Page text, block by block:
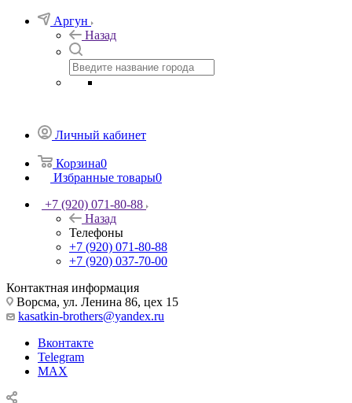
Аргун
Назад
Личный кабинет
Корзина0
Избранные товары0
+7 (920) 071-80-88
Назад
Телефоны
+7 (920) 071-80-88
+7 (920) 037-70-00
Контактная информация
Ворсма, ул. Ленина 86, цех 15
kasatkin-brothers@yandex.ru
Вконтакте
Telegram
MAX